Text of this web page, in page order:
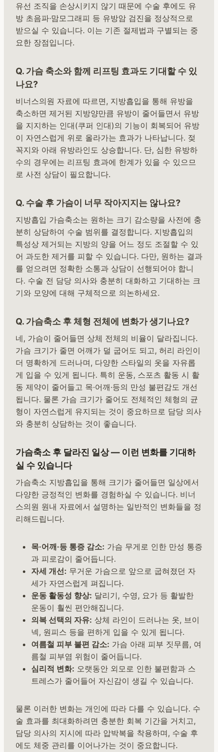
유선 조직을 손상시키지 않기 때문에 수술 후에도 유
방 초음파·맘모그래피 등 유방암 검진을 정상적으로
받으실 수 있습니다. 이는 기존 절제법과 구별되는 중
요한 장점입니다.
Q. 가슴 축소와 함께 리프팅 효과도 기대할 수 있
나요?
비너스의원 자료에 따르면, 지방흡입을 통해 유방을
축소하면 제거된 지방양만큼 유방이 줄어들면서 유방
을 지지하는 인대(쿠퍼 인대)의 기능이 회복되어 유방
이 자연스럽게 위로 올라가는 효과가 나타납니다. 젖
꼭지와 아래 유방라인도 상승합니다. 단, 심한 유방하
수의 경우에는 리프팅 효과에 한계가 있을 수 있으므
로 사전 상담이 필요합니다.
Q. 수술 후 가슴이 너무 작아지지는 않나요?
지방흡입 가슴축소는 원하는 크기 감소량을 사전에 충
분히 상담하여 수술 범위를 결정합니다. 지방흡입의
특성상 제거되는 지방의 양을 어느 정도 조절할 수 있
어 과도한 제거를 피할 수 있습니다. 다만, 원하는 결과
를 얻으려면 정확한 소통과 상담이 선행되어야 합니
다. 수술 전 담당 의사와 충분히 대화하고 기대하는 크
기와 모양에 대해 구체적으로 의논하세요.
Q. 가슴축소 후 체형 전체에 변화가 생기나요?
네, 가슴이 줄어들면 상체 전체의 비율이 달라집니다.
가슴 크기가 줄면 어깨가 덜 굽어도 되고, 허리 라인이
더 명확하게 드러나며, 다양한 스타일의 옷을 자유롭
게 입을 수 있게 됩니다. 특히 운동, 스포츠 활동 시 활
동 제약이 줄어들고 목·어깨·등의 만성 불편감도 개선
됩니다. 물론 가슴 크기가 줄어도 전체적인 체형의 균
형이 자연스럽게 유지되는 것이 중요하므로 담당 의사
와 충분히 상담하는 것이 좋습니다.
가슴축소 후 달라진 일상 — 이런 변화를 기대하
실 수 있습니다
가슴축소 지방흡입을 통해 크기가 줄어들면 일상에서
다양한 긍정적인 변화를 경험하실 수 있습니다. 비너
스의원 원내 자료에서 설명하는 일반적인 변화들을 정
리해드립니다.
목·어깨·등 통증 감소: 가슴 무게로 인한 만성 통증
과 피로감이 줄어듭니다.
자세 개선: 무거운 가슴으로 앞으로 굽혀졌던 자
세가 자연스럽게 펴집니다.
운동 활동성 향상: 달리기, 수영, 요가 등 활발한
운동이 훨씬 편안해집니다.
의복 선택의 자유: 상체 라인이 드러나는 옷, 브이
넥, 원피스 등을 편하게 입을 수 있게 됩니다.
여름철 피부 불편 감소: 가슴 아래 피부 짓무름, 여
름철 피부염 위험이 줄어듭니다.
심리적 변화: 오랫동안 외모로 인한 불편함과 스
트레스가 줄어들어 자신감이 생길 수 있습니다.
물론 이러한 변화는 개인에 따라 다를 수 있습니다. 수
술 효과를 최대화하려면 충분한 회복 기간을 거치고,
담당 의사의 지시에 따라 압박복을 착용하며, 수술 후
에도 체중 관리를 이어나가는 것이 중요합니다.